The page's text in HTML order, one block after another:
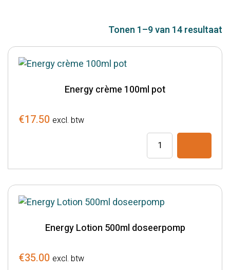
Tonen 1–9 van 14 resultaat
Energy crème 100ml pot
€17.50 excl. btw
Energy
100ml
Energy Lotion 500ml doseerpomp
€35.00 excl. btw